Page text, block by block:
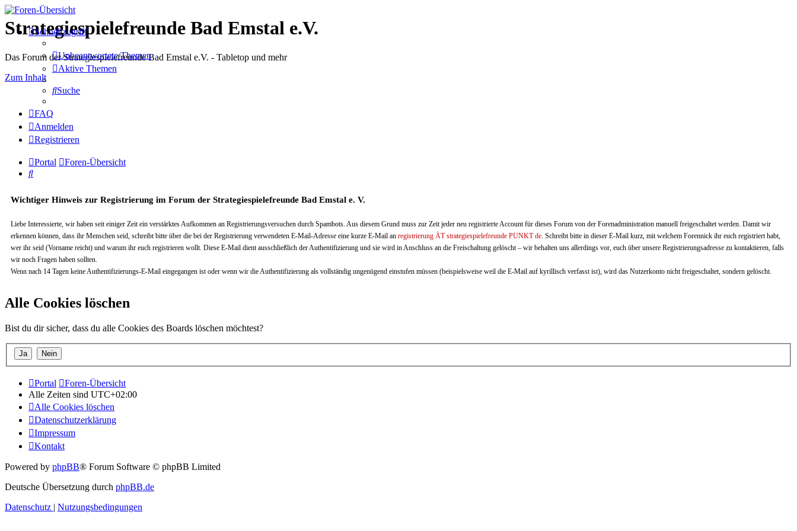
Strategiespielefreunde Bad Emstal e.V.
Das Forum der Strategiespielefreunde Bad Emstal e.V. - Tabletop und mehr
Zum Inhalt
Schnellzugriff
Unbeantwortete Themen
Aktive Themen
Suche
FAQ
Anmelden
Registrieren
Portal
Foren-Übersicht
Suche
Wichtiger Hinweis zur Registrierung im Forum der Strategiespielefreunde Bad Emstal e. V.
Liebe Interessierte, wir haben seit einiger Zeit ein verstärktes Aufkommen an Registrierungsversuchen durch Spambots. Aus diesem Grund muss zur Zeit jeder neu registrierte Account für dieses Forum von der Forenadministration manuell freigeschaltet werden. Damit wir
erkennen können, dass ihr Menschen seid, schreibt bitte über die bei der Registrierung verwendeten E-Mail-Adresse eine kurze E-Mail an registrierung ÄT strategiespielefreunde PUNKT de. Schreibt bitte in dieser E-Mail kurz, mit welchem Forennick ihr euch registriert habt,
wer ihr seid (Vorname reicht) und warum ihr euch registrieren wollt. Diese E-Mail dient ausschließlich der Authentifizierung und sie wird in Anschluss an die Freischaltung gelöscht – wir behalten uns allerdings vor, euch über unsere Registrierungsadresse zu kontaktieren, falls
wir noch Fragen haben sollten.
Wenn nach 14 Tagen keine Authentifizierungs-E-Mail eingegangen ist oder wenn wir die Authentifizierung als vollständig ungenügend einstufen müssen (beispielsweise weil die E-Mail auf kyrillisch verfasst ist), wird das Nutzerkonto nicht freigeschaltet, sondern gelöscht.
Alle Cookies löschen
Bist du dir sicher, dass du alle Cookies des Boards löschen möchtest?
Portal
Foren-Übersicht
Alle Zeiten sind UTC+02:00
Alle Cookies löschen
Datenschutzerklärung
Impressum
Kontakt
Powered by phpBB® Forum Software © phpBB Limited
Deutsche Übersetzung durch phpBB.de
Datenschutz | Nutzungsbedingungen